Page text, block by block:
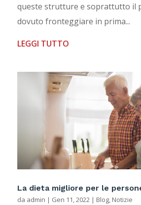
queste strutture e soprattutto il
dovuto fronteggiare in prima...
LEGGI TUTTO
La dieta migliore per le
da admin | Gen 11, 2022 | Blog, Notizie